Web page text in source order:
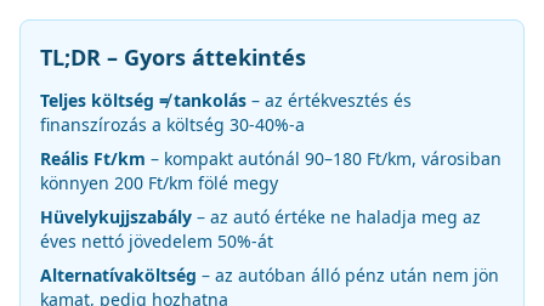
TL;DR – Gyors áttekintés
Teljes költség ≠ tankolás – az értékvesztés és
finanszírozás a költség 30-40%-a
Reális Ft/km – kompakt autónál 90–180 Ft/km, városiban
könnyen 200 Ft/km fölé megy
Hüvelykujjszabály – az autó értéke ne haladja meg az
éves nettó jövedelem 50%-át
Alternatívaköltség – az autóban álló pénz után nem jön
kamat, pedig hozhatna